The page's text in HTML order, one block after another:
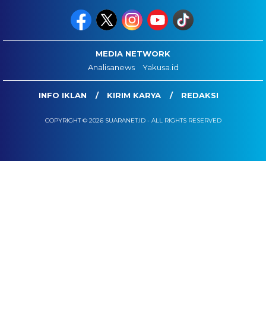
MEDIA NETWORK
Analisanews
Yakusa.id
INFO IKLAN KIRIM KARYA REDAKSI
COPYRIGHT © 2026 SUARANET.ID - ALL RIGHTS RESERVED